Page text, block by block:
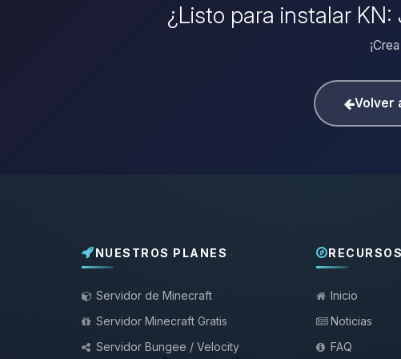
¿Listo para instalar
Volver
NUESTROS PLANES
Servidor de Minecraft
Servidor Minecraft Gratis
Servidor Bungee / Velocity
Inicio
Noticias
FAQ